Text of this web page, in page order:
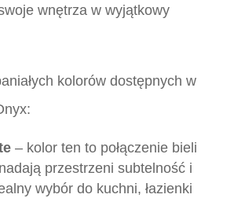
wnętrza w wyjątkowy
kolorów dostępnych w
– kolor ten to połączenie bieli
przestrzeni subtelność i
wybór do kuchni, łazienki